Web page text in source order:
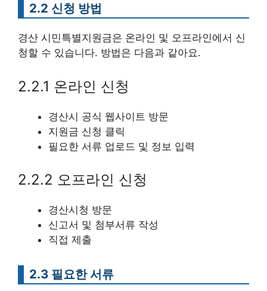
2.2 신청 방법
경산 시민특별지원금은 온라인 및 오프라인에서 신
청할 수 있습니다. 방법은 다음과 같아요.
2.2.1 온라인 신청
경산시 공식 웹사이트 방문
지원금 신청 클릭
필요한 서류 업로드 및 정보 입력
2.2.2 오프라인 신청
경산시청 방문
신고서 및 첨부서류 작성
직접 제출
2.3 필요한 서류